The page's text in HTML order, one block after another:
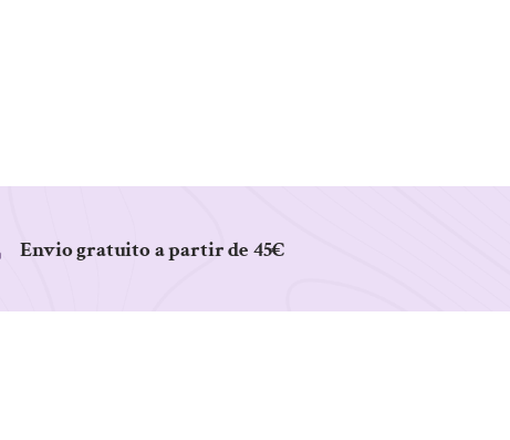
Envio gratuito a partir de 45€